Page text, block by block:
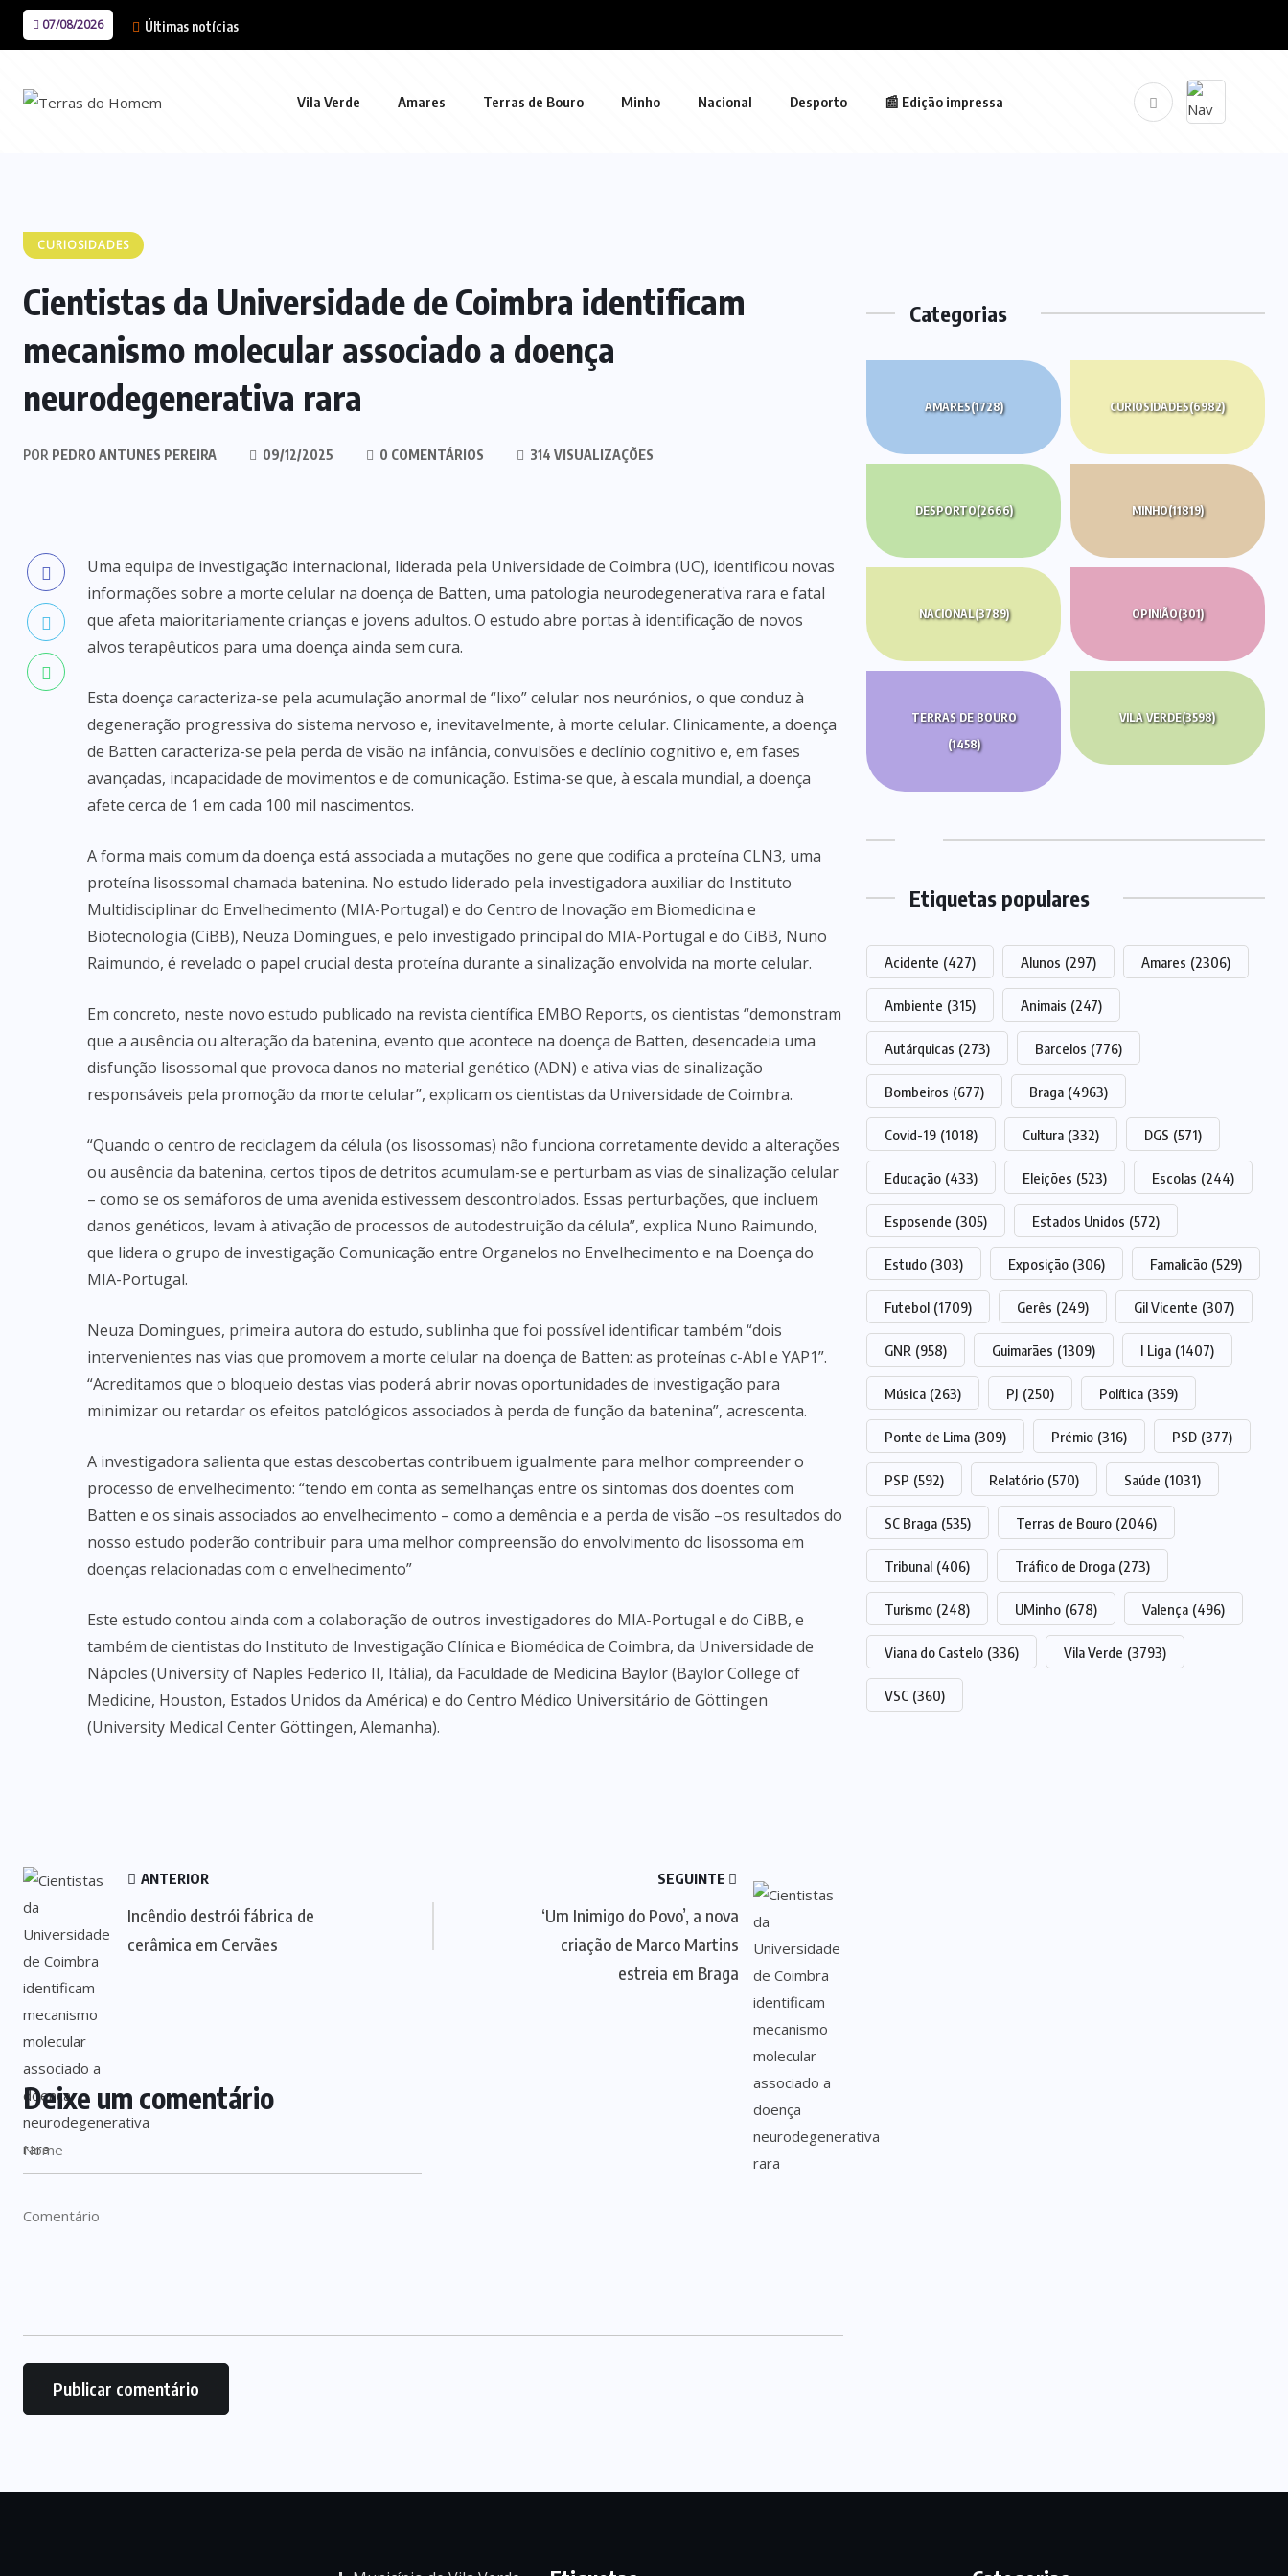
07/08/2026 Últimas notícias
Vila Verde Amares Terras de Bouro Minho Nacional Desporto 📰 Edição impressa
CURIOSIDADES
Cientistas da Universidade de Coimbra identificam
mecanismo molecular associado a doença
neurodegenerativa rara
POR PEDRO ANTUNES PEREIRA 09/12/2025 0 COMENTÁRIOS 314 VISUALIZAÇÕES
Uma equipa de investigação internacional, liderada pela Universidade de Coimbra (UC), identificou novas
informações sobre a morte celular na doença de Batten, uma patologia neurodegenerativa rara e fatal
que afeta maioritariamente crianças e jovens adultos. O estudo abre portas à identificação de novos
alvos terapêuticos para uma doença ainda sem cura.
Esta doença caracteriza-se pela acumulação anormal de “lixo” celular nos neurónios, o que conduz à
degeneração progressiva do sistema nervoso e, inevitavelmente, à morte celular. Clinicamente, a doença
de Batten caracteriza-se pela perda de visão na infância, convulsões e declínio cognitivo e, em fases
avançadas, incapacidade de movimentos e de comunicação. Estima-se que, à escala mundial, a doença
afete cerca de 1 em cada 100 mil nascimentos.
A forma mais comum da doença está associada a mutações no gene que codifica a proteína CLN3, uma
proteína lisossomal chamada batenina. No estudo liderado pela investigadora auxiliar do Instituto
Multidisciplinar do Envelhecimento (MIA-Portugal) e do Centro de Inovação em Biomedicina e
Biotecnologia (CiBB), Neuza Domingues, e pelo investigado principal do MIA-Portugal e do CiBB, Nuno
Raimundo, é revelado o papel crucial desta proteína durante a sinalização envolvida na morte celular.
Em concreto, neste novo estudo publicado na revista científica EMBO Reports, os cientistas “demonstram
que a ausência ou alteração da batenina, evento que acontece na doença de Batten, desencadeia uma
disfunção lisossomal que provoca danos no material genético (ADN) e ativa vias de sinalização
responsáveis pela promoção da morte celular”, explicam os cientistas da Universidade de Coimbra.
“Quando o centro de reciclagem da célula (os lisossomas) não funciona corretamente devido a alterações
ou ausência da batenina, certos tipos de detritos acumulam-se e perturbam as vias de sinalização celular
– como se os semáforos de uma avenida estivessem descontrolados. Essas perturbações, que incluem
danos genéticos, levam à ativação de processos de autodestruição da célula”, explica Nuno Raimundo,
que lidera o grupo de investigação Comunicação entre Organelos no Envelhecimento e na Doença do
MIA-Portugal.
Neuza Domingues, primeira autora do estudo, sublinha que foi possível identificar também “dois
intervenientes nas vias que promovem a morte celular na doença de Batten: as proteínas c-Abl e YAP1”.
“Acreditamos que o bloqueio destas vias poderá abrir novas oportunidades de investigação para
minimizar ou retardar os efeitos patológicos associados à perda de função da batenina”, acrescenta.
A investigadora salienta que estas descobertas contribuem igualmente para melhor compreender o
processo de envelhecimento: “tendo em conta as semelhanças entre os sintomas dos doentes com
Batten e os sinais associados ao envelhecimento – como a demência e a perda de visão –os resultados do
nosso estudo poderão contribuir para uma melhor compreensão do envolvimento do lisossoma em
doenças relacionadas com o envelhecimento”
Este estudo contou ainda com a colaboração de outros investigadores do MIA-Portugal e do CiBB, e
também de cientistas do Instituto de Investigação Clínica e Biomédica de Coimbra, da Universidade de
Nápoles (University of Naples Federico II, Itália), da Faculdade de Medicina Baylor (Baylor College of
Medicine, Houston, Estados Unidos da América) e do Centro Médico Universitário de Göttingen
(University Medical Center Göttingen, Alemanha).
ANTERIOR
Incêndio destrói fábrica de
cerâmica em Cervães
SEGUINTE
‘Um Inimigo do Povo’, a nova
criação de Marco Martins
estreia em Braga
Deixe um comentário
Categorias
AMARES(1728) CURIOSIDADES(6982)
DESPORTO(2666) MINHO(11819)
NACIONAL(3789) OPINIÃO(301)
TERRAS DE BOURO
(1458)
VILA VERDE(3598)
Etiquetas populares
Acidente (427) Alunos (297) Amares (2306)
Ambiente (315) Animais (247)
Autárquicas (273) Barcelos (776)
Bombeiros (677) Braga (4963)
Covid-19 (1018) Cultura (332) DGS (571)
Educação (433) Eleições (523) Escolas (244)
Esposende (305) Estados Unidos (572)
Estudo (303) Exposição (306) Famalicão (529)
Futebol (1709) Gerês (249) Gil Vicente (307)
GNR (958) Guimarães (1309) I Liga (1407)
Música (263) PJ (250) Política (359)
Ponte de Lima (309) Prémio (316) PSD (377)
PSP (592) Relatório (570) Saúde (1031)
SC Braga (535) Terras de Bouro (2046)
Tribunal (406) Tráfico de Droga (273)
Turismo (248) UMinho (678) Valença (496)
Viana do Castelo (336) Vila Verde (3793)
VSC (360)